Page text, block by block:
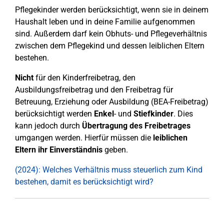
Pflegekinder werden berücksichtigt, wenn sie in deinem
Haushalt leben und in deine Familie aufgenommen
sind. Außerdem darf kein Obhuts- und Pflegeverhältnis
zwischen dem Pflegekind und dessen leiblichen Eltern
bestehen.
Nichtfür den Kinderfreibetrag, den
Ausbildungsfreibetrag und den Freibetrag für
Betreuung, Erziehung oder Ausbildung (BEA-Freibetrag)
berücksichtigt werden Enkel- und Stiefkinder. Dies
kann jedoch durch Übertragung des Freibetrages
umgangen werden. Hierfür müssen die leiblichen
Eltern ihr Einverständnis geben.
(2024): Welches Verhältnis muss steuerlich zum Kind
bestehen, damit es berücksichtigt wird?